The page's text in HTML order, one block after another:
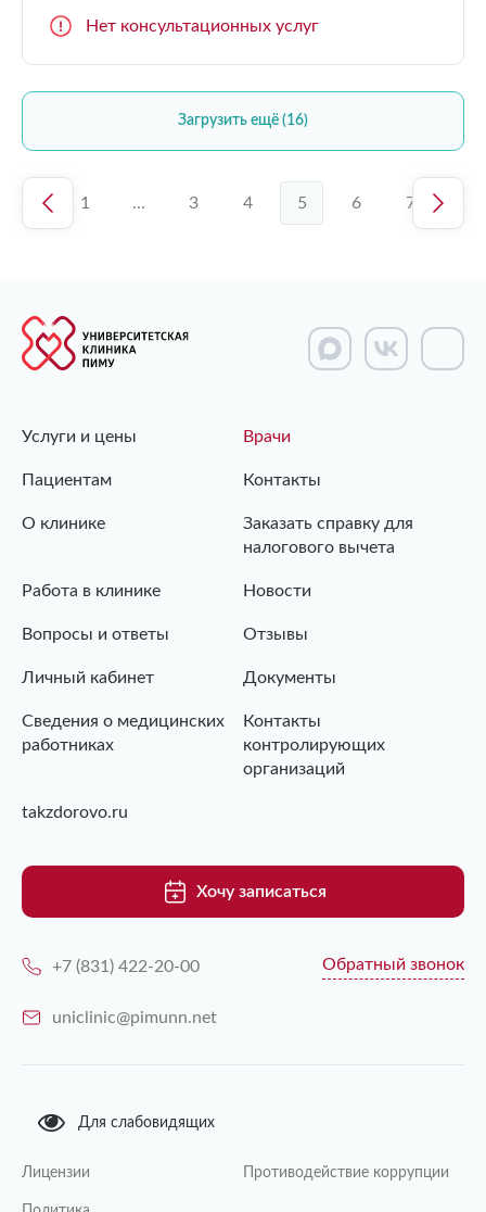
Нет консультационных услуг
Загрузить ещё (16)
1 ... 3 4 5 6 7
Услуги и цены Врачи
Пациентам Контакты
О клинике
Заказать справку для
налогового вычета
Работа в клинике Новости
Вопросы и ответы Отзывы
Личный кабинет Документы
Сведения о медицинских
работниках
Контакты
контролирующих
организаций
takzdorovo.ru
Хочу записаться
+7 (831) 422-20-00 Обратный звонок
uniclinic@pimunn.net
Для слабовидящих
Лицензии Противодействие коррупции